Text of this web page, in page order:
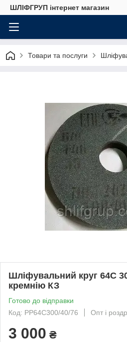
ШЛІФГРУП інтернет магазин
Товари та послуги
Шліфувальний круг 64С
кремнію КЗ
Готово до відправки
Код: PP64C300/40/76
Опт і
3 000 ₴